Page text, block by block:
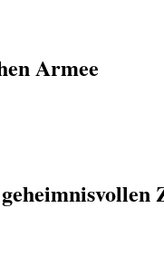
Armee